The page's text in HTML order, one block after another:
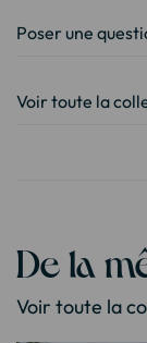
Poser une
Voir toute la
De la
Voir toute la